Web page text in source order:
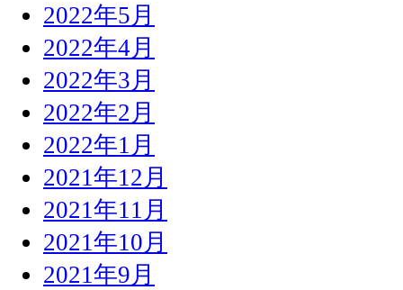
2022年5月
2022年4月
2022年3月
2022年2月
2022年1月
2021年12月
2021年11月
2021年10月
2021年9月